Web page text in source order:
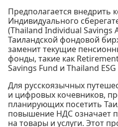
Предполагается внедрить
Индивидуального
(Thailand Individual Savings
Таиландской фондовой
заменит текущие
фонды, такие как
Savings Fund и Thailand ESG
Для русскоязычных
и цифровых кочевников,
планирующих посетить
повышение НДС означает
на товары и услуги. Этот